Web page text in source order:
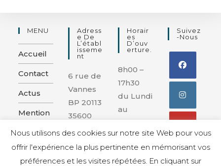
MENU
Accueil
Contact
Actus
Mention
confiden
Adress
E De
L’établ
Isseme
Nt
6 rue de
Vannes
BP 20113
35600
REDON
Horair
Es
D’ouv
Erture.
8h00 –
17h30
du Lundi
au
Suivez
-nous
Nous utilisons des cookies sur notre site Web pour vous
offrir l'expérience la plus pertinente en mémorisant vos
préférences et les visites répétées. En cliquant sur